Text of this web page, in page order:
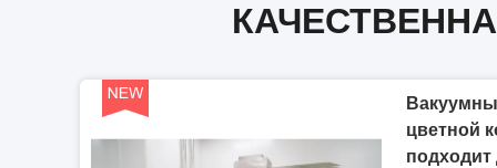
цветной